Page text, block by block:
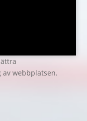
webbplatsen.